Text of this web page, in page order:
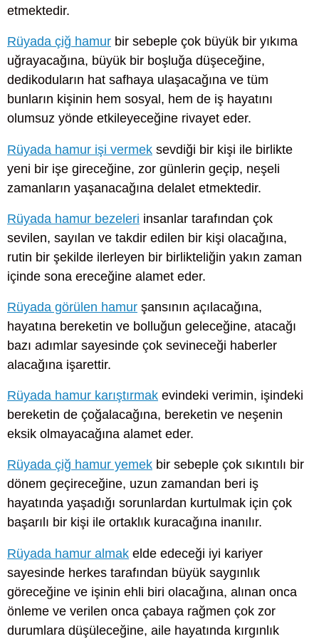
etmektedir.
Rüyada çiğ hamur bir sebeple çok büyük bir yıkıma
uğrayacağına, büyük bir boşluğa düşeceğine,
dedikoduların hat safhaya ulaşacağına ve tüm
bunların kişinin hem sosyal, hem de iş hayatını
olumsuz yönde etkileyeceğine rivayet eder.
Rüyada hamur işi vermek sevdiği bir kişi ile birlikte
yeni bir işe gireceğine, zor günlerin geçip, neşeli
zamanların yaşanacağına delalet etmektedir.
Rüyada hamur bezeleri insanlar tarafından çok
sevilen, sayılan ve takdir edilen bir kişi olacağına,
rutin bir şekilde ilerleyen bir birlikteliğin yakın zaman
içinde sona ereceğine alamet eder.
Rüyada görülen hamur şansının açılacağına,
hayatına bereketin ve bolluğun geleceğine, atacağı
bazı adımlar sayesinde çok sevineceği haberler
alacağına işarettir.
Rüyada hamur karıştırmak evindeki verimin, işindeki
bereketin de çoğalacağına, bereketin ve neşenin
eksik olmayacağına alamet eder.
Rüyada çiğ hamur yemek bir sebeple çok sıkıntılı bir
dönem geçireceğine, uzun zamandan beri iş
hayatında yaşadığı sorunlardan kurtulmak için çok
başarılı bir kişi ile ortaklık kuracağına inanılır.
Rüyada hamur almak elde edeceği iyi kariyer
sayesinde herkes tarafından büyük saygınlık
göreceğine ve işinin ehli biri olacağına, alınan onca
önleme ve verilen onca çabaya rağmen çok zor
durumlara düşüleceğine, aile hayatında kırgınlık